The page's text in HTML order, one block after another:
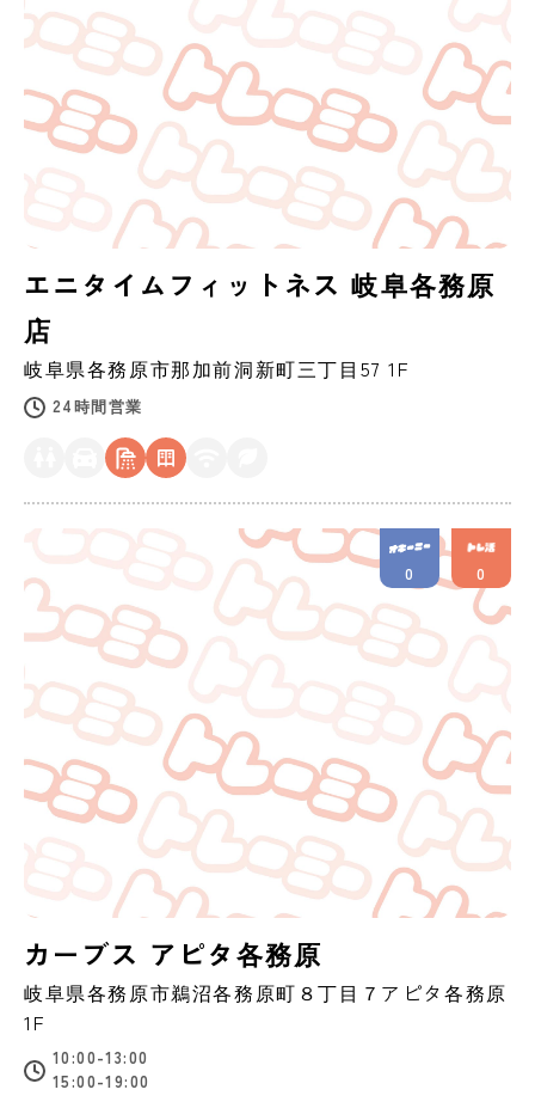
エニタイムフィットネス 岐阜各務原
店
岐阜県各務原市那加前洞新町三丁目57 1F
24時間営業
カーブス アピタ各務原
岐阜県各務原市鵜沼各務原町８丁目７アピタ各務原
1F
10:00-13:00
15:00-19:00
0 0